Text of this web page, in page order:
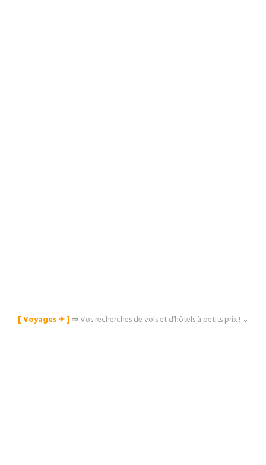
[ Voyages ✈︎ ]⇒Vos recherches de vols et d’hôtels à petits prix ! ⇓